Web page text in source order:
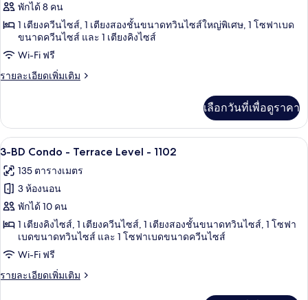
ห้อง
นอน,
วิว
ทะเลสาบ
ดี
ลัก
ซ์
ห้อง
นอน,
ริม
ทะเลสาบ
พักได้ 8 คน
1 เตียงควีนไซส์, 1 เตียงสองชั้นขนาดทวินไซส์ใหญ่พิเศษ, 1 โซฟาเบด
ขนาดควีนไซส์ และ 1 เตียงคิงไซส์
Wi-Fi ฟรี
รายละเอียดเพิ่มเติม
ราย
เกี่ยว
กับ
ดี
ซ์
คอน
โด,
2
ห้อง
นอน,
ริม
ทะเลสาบ
เลือกวันที่เพื่อดูราคา
เปิด
ภาพถ่าย
ทั้งหมด
ของ
3-
Condo
-
3-BD Condo - Terrace Level - 1102
26
3-BD Condo - Terrace Level - 1102
135 ตารางเมตร
3 ห้องนอน
พักได้ 10 คน
1 เตียงคิงไซส์, 1 เตียงควีนไซส์, 1 เตียงสองชั้นขนาดทวินไซส์, 1 โซฟา
เบดขนาดทวินไซส์ และ 1 โซฟาเบดขนาดควีนไซส์
Wi-Fi ฟรี
รายละเอียดเพิ่มเติม
ราย